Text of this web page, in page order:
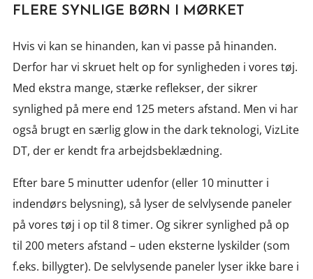
FLERE SYNLIGE BØRN I MØRKET
Hvis vi kan se hinanden, kan vi passe på hinanden.
Derfor har vi skruet helt op for synligheden i vores tøj.
Med ekstra mange, stærke reflekser, der sikrer
synlighed på mere end 125 meters afstand. Men vi har
også brugt en særlig glow in the dark teknologi, VizLite
DT, der er kendt fra arbejdsbeklædning.
Efter bare 5 minutter udenfor (eller 10 minutter i
indendørs belysning), så lyser de selvlysende paneler
på vores tøj i op til 8 timer. Og sikrer synlighed på op
til 200 meters afstand – uden eksterne lyskilder (som
f.eks. billygter). De selvlysende paneler lyser ikke bare i